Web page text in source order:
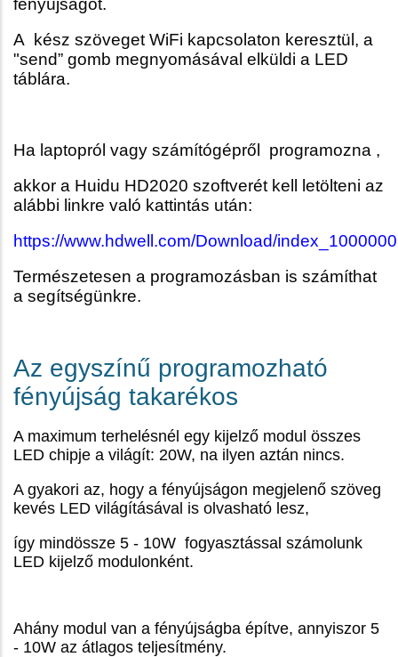
fényújságot.
A kész szöveget WiFi kapcsolaton keresztül, a
"send” gomb megnyomásával elküldi a LED
táblára.
Ha laptopról vagy számítógépről programozna ,
akkor a Huidu HD2020 szoftverét kell letölteni az
alábbi linkre való kattintás után:
https://www.hdwell.com/Download/
Természetesen a programozásban is számíthat
a segítségünkre.
Az egyszínű programozható
fényújság takarékos
A maximum terhelésnél egy kijelző modul összes
LED chipje a világít: 20W, na ilyen aztán nincs.
A gyakori az, hogy a fényújságon megjelenő szöveg
kevés LED világításával is olvasható lesz,
így mindössze 5 - 10W fogyasztással számolunk
LED kijelző modulonként.
Ahány modul van a fényújságba építve, annyiszor 5
- 10W az átlagos teljesítmény.